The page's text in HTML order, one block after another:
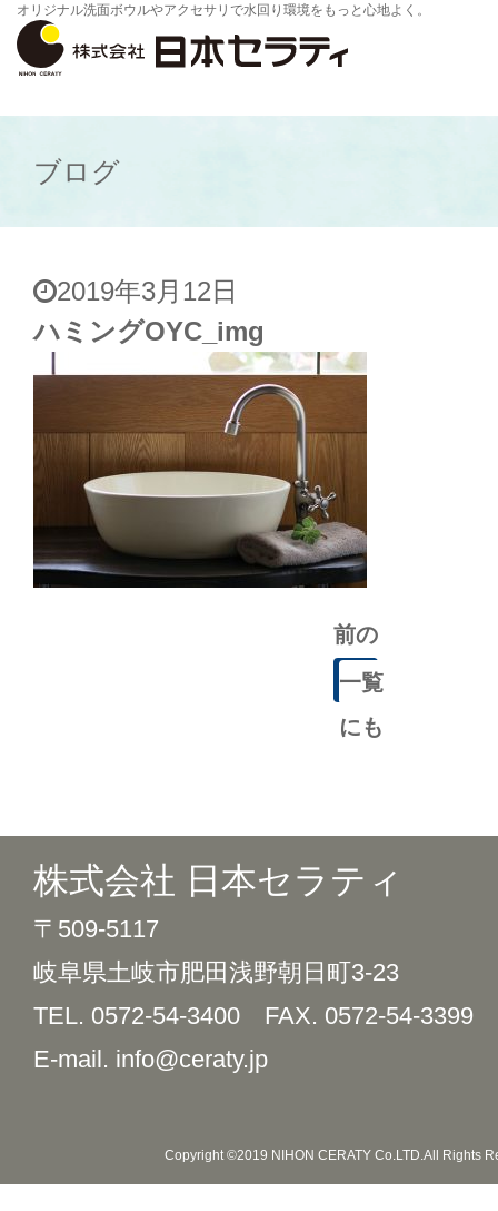
オリジナル洗面ボウルやアクセサリで水回り環境をもっと心地よく。
ブログ
2019年3月12日
ハミングOYC_img
前の
記事
一覧
にも
株式会社 日本セラティ
〒509-5117
岐阜県土岐市肥田浅野朝日町3-23
TEL. 0572-54-3400 FAX. 0572-54-3399
E-mail. info@ceraty.jp
Copyright ©2019 NIHON CERATY Co.LTD.All Rights